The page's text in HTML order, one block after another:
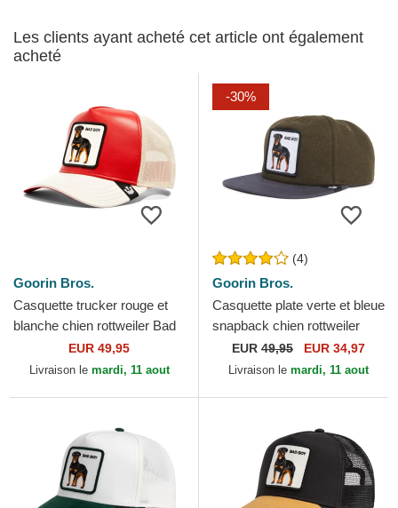
Les clients ayant acheté cet article ont également
acheté
Goorin Bros.
Casquette trucker rouge et
blanche chien rottweiler Bad
Shleather Boy The Farm
Goorin Bros.
EUR 49,95
Livraison le mardi, 11 aout
-30%
(4)
Goorin Bros.
Casquette plate verte et bleue
snapback chien rottweiler
Bad Boy Top Dog The Farm
Flats Goorin Bros.
EUR 49,95 EUR 34,97
Livraison le mardi, 11 aout